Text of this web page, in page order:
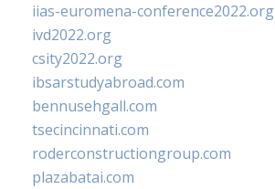
iias-euromena-conference2022.org
ivd2022.org
csity2022.org
ibsarstudyabroad.com
bennusehgall.com
tsecincinnati.com
roderconstructiongroup.com
plazabatai.com